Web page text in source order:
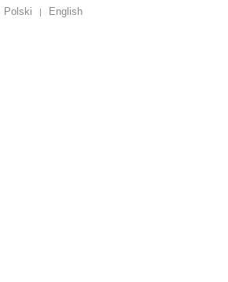
Polski | English